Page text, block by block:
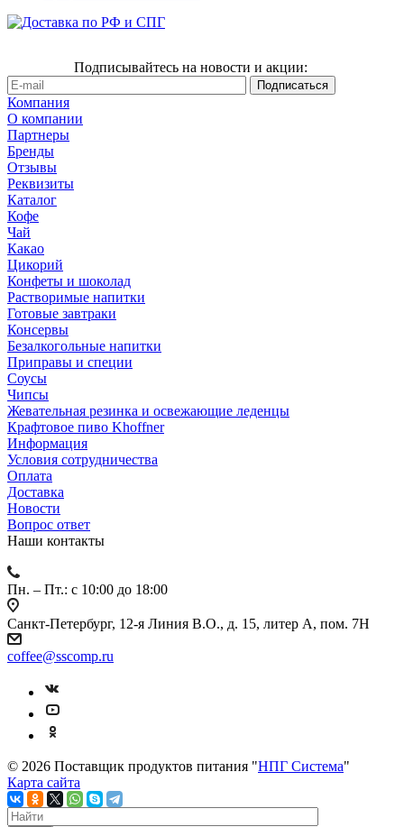
Подписывайтесь на новости и акции:
Компания
О компании
Партнеры
Бренды
Отзывы
Реквизиты
Каталог
Кофе
Чай
Какао
Цикорий
Конфеты и шоколад
Растворимые напитки
Готовые завтраки
Консервы
Безалкогольные напитки
Приправы и специи
Соусы
Чипсы
Жевательная резинка и освежающие леденцы
Крафтовое пиво Khoffner
Информация
Условия сотрудничества
Оплата
Доставка
Новости
Вопрос ответ
Наши контакты
Пн. – Пт.: с 10:00 до 18:00
Санкт-Петербург, 12-я Линия В.О., д. 15, литер А, пом. 7Н
coffee@sscomp.ru
© 2026 Поставщик продуктов питания "НПГ Система"
Карта сайта